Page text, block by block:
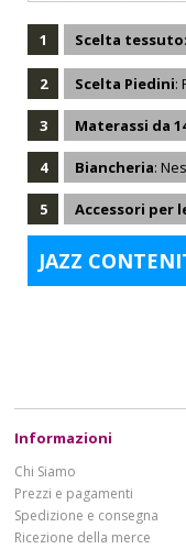
1 Scelta tessuto
2 Scelta Piedini:
3 Materassi da
4 Biancheria:
5 Accessori
JAZZ
Informazioni
Chi Siamo
Prezzi e pagamenti
Spedizione e consegna
Ricezione della merce